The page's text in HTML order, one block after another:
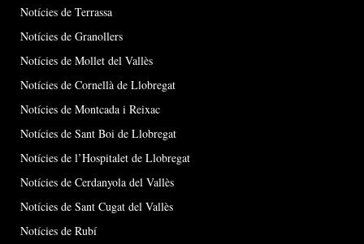
Notícies de Terrassa
Notícies de Granollers
Notícies de Mollet del Vallès
Notícies de Cornellà de Llobregat
Notícies de Montcada i Reixac
Notícies de Sant Boi de Llobregat
Notícies de l’Hospitalet de Llobregat
Notícies de Cerdanyola del Vallès
Notícies de Sant Cugat del Vallès
Notícies de Rubí